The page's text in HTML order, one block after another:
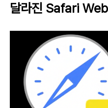
달라진 Safari